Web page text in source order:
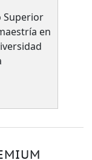
Superior
en